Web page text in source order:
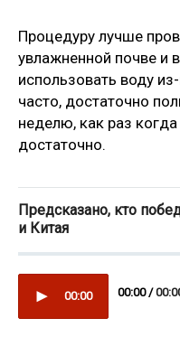
Процедуру лучше
увлажненной почве и
использовать воду
часто, достаточно
неделю, как раз
достаточно.
00:00
Предсказано, кто
и Китая
00:00 /